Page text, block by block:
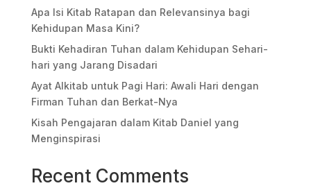
Apa Isi Kitab Ratapan dan Relevansinya bagi
Kehidupan Masa Kini?
Bukti Kehadiran Tuhan dalam Kehidupan Sehari-
hari yang Jarang Disadari
Ayat Alkitab untuk Pagi Hari: Awali Hari dengan
Firman Tuhan dan Berkat-Nya
Kisah Pengajaran dalam Kitab Daniel yang
Menginspirasi
Recent Comments